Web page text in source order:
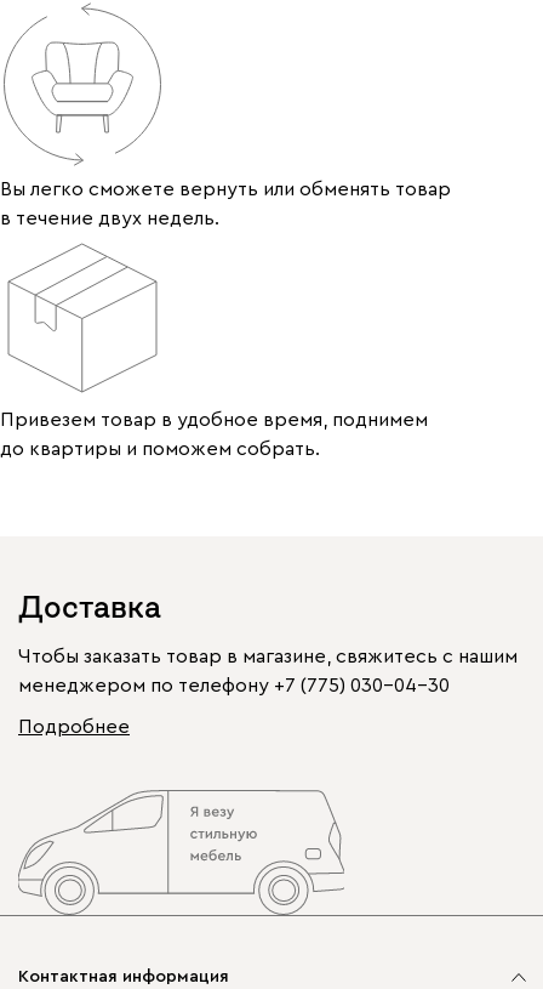
Вы легко сможете вернуть или обменять товар
в течение двух недель.
Привезем товар в удобное время, поднимем
до квартиры и поможем собрать.
Доставка
Чтобы заказать товар в магазине, свяжитесь с нашим
менеджером по телефону +7 (775) 030-04-30
Подробнее
Контактная информация